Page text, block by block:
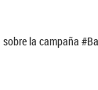
la campaña